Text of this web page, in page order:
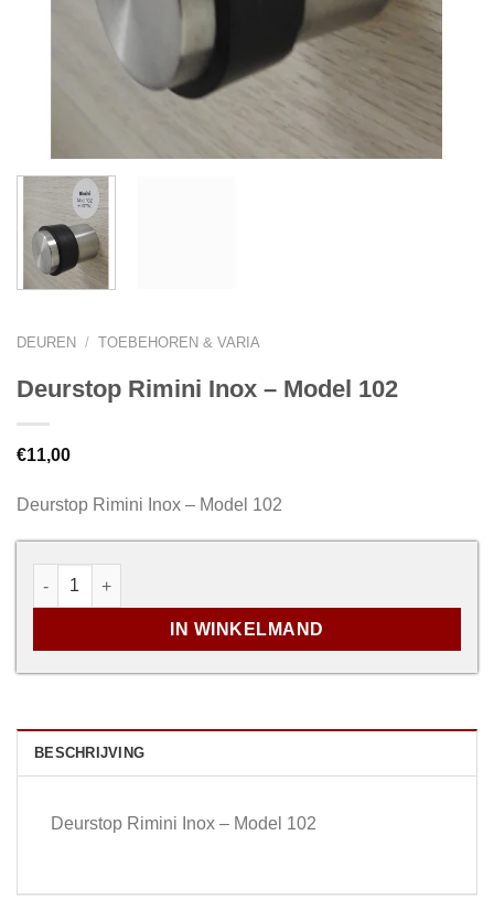
DEUREN / TOEBEHOREN & VARIA
Deurstop Rimini Inox – Model 102
€11,00
Deurstop Rimini Inox – Model 102
Deurstop Rimini Inox - Model 102 aantal
IN WINKELMAND
BESCHRIJVING
Deurstop Rimini Inox – Model 102